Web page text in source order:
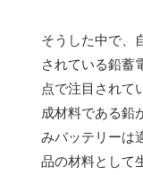
そうした中で、
されている鉛蓄
点で注目されて
成材料である鉛
みバッテリーは
品の材料として